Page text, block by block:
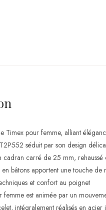
Timex pour femme, alliant
séduit par son design
cadran carré de 25 mm,
en bâtons apportent une touche
et confort au poignet
femme est animée par un
intégralement réalisés en